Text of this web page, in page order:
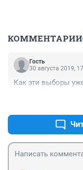
КОММЕНТАРИИ
Гость
30 августа 2019,
Как эти выборы